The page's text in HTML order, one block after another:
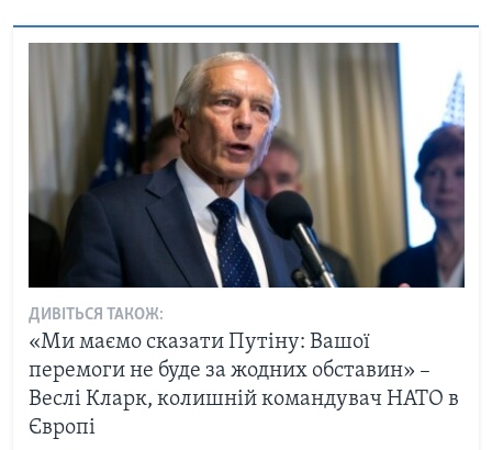
ДИВІТЬСЯ ТАКОЖ:
«Ми маємо сказати Путіну: Вашої
перемоги не буде за жодних обставин» –
Веслі Кларк, колишній командувач НАТО в
Європі